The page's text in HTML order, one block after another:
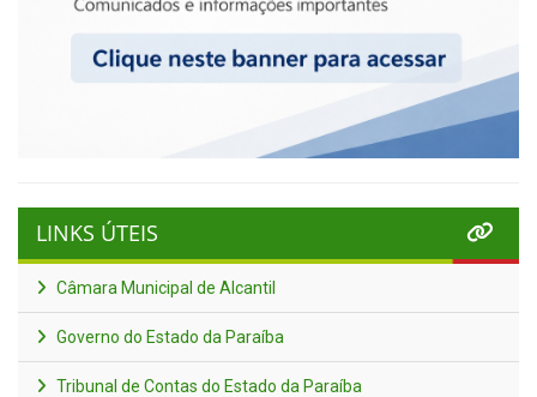
LINKS ÚTEIS
Câmara Municipal de Alcantil
Governo do Estado da Paraíba
Tribunal de Contas do Estado da Paraíba